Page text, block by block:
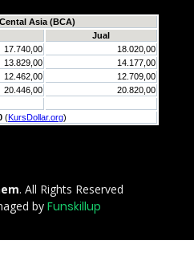
. All Rights Reserved
by Funskillup